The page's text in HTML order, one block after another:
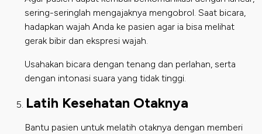
sering-seringlah mengajaknya mengobrol. Saat bicara,
hadapkan wajah Anda ke pasien agar ia bisa melihat
gerak bibir dan ekspresi wajah.
Usahakan bicara dengan tenang dan perlahan, serta
dengan intonasi suara yang tidak tinggi.
Latih Kesehatan Otaknya
Bantu pasien untuk melatih otaknya dengan memberi